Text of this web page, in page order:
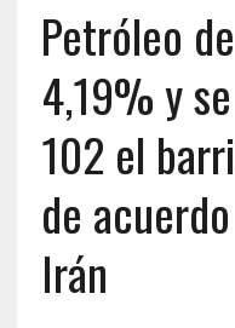
Petróleo
4,19% y
102 el
de
Irán